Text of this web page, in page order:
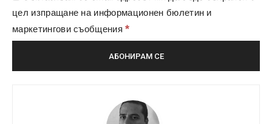
цел изпращане на информационен бюлетин и
маркетингови съобщения*